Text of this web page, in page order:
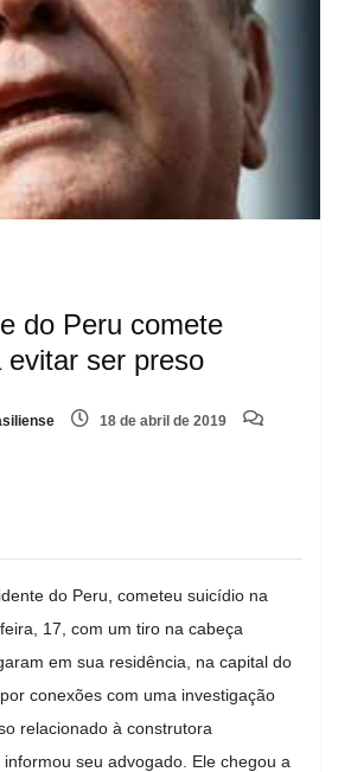
do Peru comete
evitar ser preso
18 de abril de 2019
do Peru, cometeu suicídio na
17, com um tiro na cabeça
em sua residência, na capital do
conexões com uma investigação
relacionado à construtora
seu advogado. Ele chegou a